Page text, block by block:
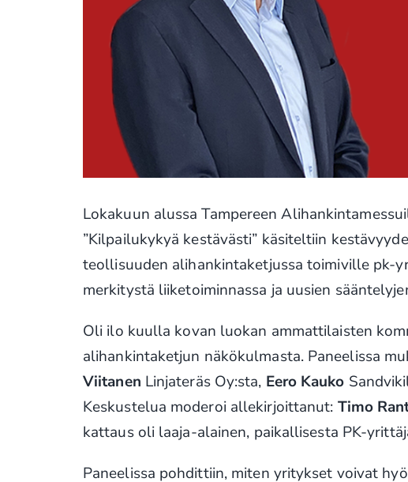
Lokakuun alussa Tampereen
”Kilpailukykyä kestävästi” käsiteltiin
teollisuuden alihankintaketjussa toimiville pk-
merkitystä liiketoiminnassa ja uusien
Oli ilo kuulla kovan luokan ammattilaisten
alihankintaketjun näkökulmasta. Paneelissa
Viitanen Linjateräs Oy:sta, Eero Kauko
Keskustelua moderoi allekirjoittanut: Timo
kattaus oli laaja-alainen, paikallisesta PK-
Paneelissa pohdittiin, miten yritykset voivat